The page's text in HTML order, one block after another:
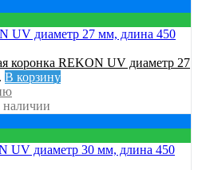
коронка REKON UV диаметр 27
В корзину